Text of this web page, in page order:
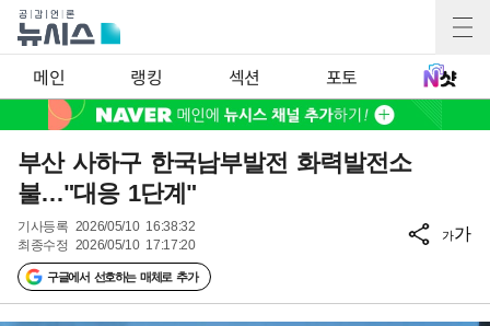
메인 랭킹 섹션 포토
부산 사하구 한국남부발전 화력발전소
불…"대응 1단계"
기사등록 2026/05/10 16:38:32
최종수정 2026/05/10 17:17:20
구글에서 선호하는 매체로 추가
가가